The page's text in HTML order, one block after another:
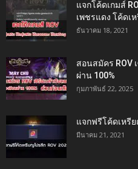
แจกโค้ดเกมส์
เพชรแดง โค้ดเ
ธันวาคม 18, 2021
สอนสมัคร ROV
ผ่าน 100%
กุมภาพันธ์ 22, 2025
แจกฟรีโค้ดเหรี
มีนาคม 21, 2021